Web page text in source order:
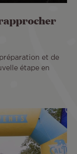
et de
étape en